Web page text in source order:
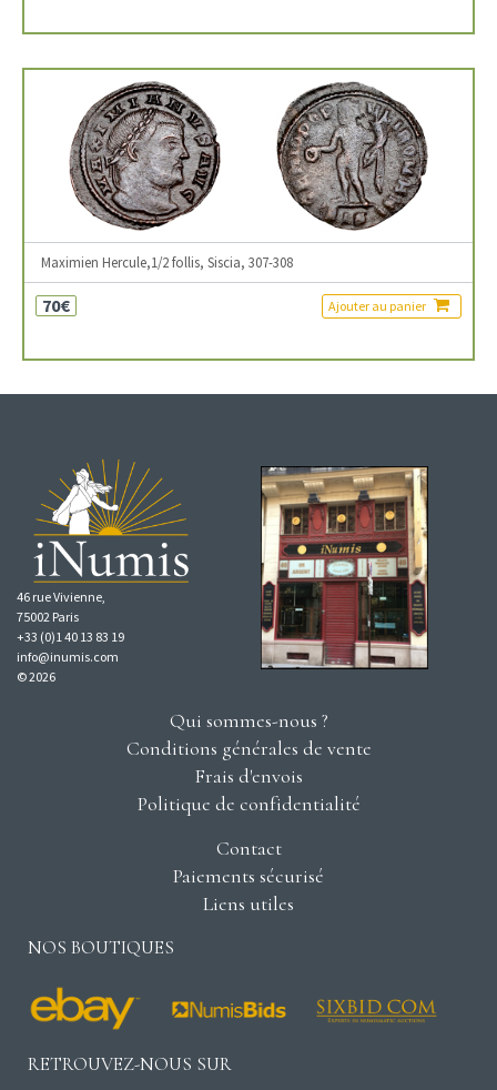
Maximien Hercule,1/2 follis, Siscia, 307-308
70€ Ajouter au panier
46 rue Vivienne,
75002 Paris
+33 (0)1 40 13 83 19
info@inumis.com
© 2026
Qui sommes-nous ?
Conditions générales de vente
Frais d'envois
Politique de confidentialité
Contact
Paiements sécurisé
Liens utiles
NOS BOUTIQUES
RETROUVEZ-NOUS SUR